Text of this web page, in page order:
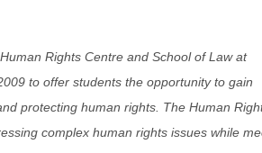
Rights Centre and School of Law at
to offer students the opportunity to gain
protecting human rights. The Human
complex human rights issues while